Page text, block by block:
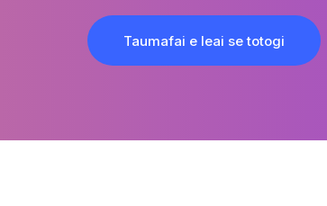
Taumafai e leai se totogi